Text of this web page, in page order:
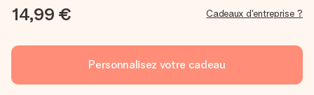
14,99 € Cadeaux d'entreprise ?
Personnalisez votre cadeau